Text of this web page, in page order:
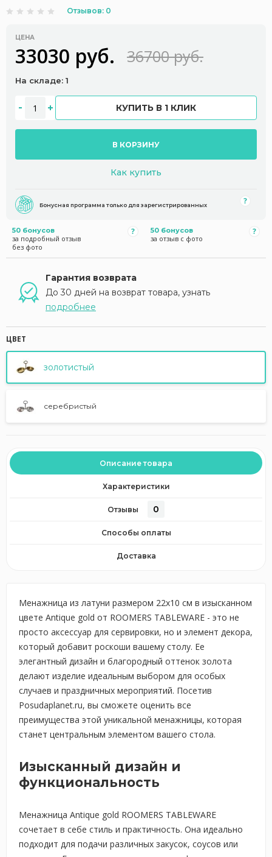
Отзывов: 0
ЦЕНА
33030 руб. 36700 руб.
На складе: 1
КУПИТЬ В 1 КЛИК
В КОРЗИНУ
Как купить
Бонусная программа только для зарегистрированных
50 бонусов
за подробный отзыв
без фото
50 бонусов
за отзыв с фото
Гарантия возврата
До 30 дней на возврат товара, узнать
подробнее
ЦВЕТ
золотистый
серебристый
Описание товара
Характеристики
Отзывы 0
Способы оплаты
Доставка
Менажница из латуни размером 22х10 см в изысканном
цвете Antique gold от ROOMERS TABLEWARE - это не
просто аксессуар для сервировки, но и элемент декора,
который добавит роскоши вашему столу. Ее
элегантный дизайн и благородный оттенок золота
делают изделие идеальным выбором для особых
случаев и праздничных мероприятий. Посетив
Posudaplanet.ru, вы сможете оценить все
преимущества этой уникальной менажницы, которая
станет центральным элементом вашего стола.
Изысканный дизайн и
функциональность
Менажница Antique gold ROOMERS TABLEWARE
сочетает в себе стиль и практичность. Она идеально
подходит для подачи различных закусок, соусов или